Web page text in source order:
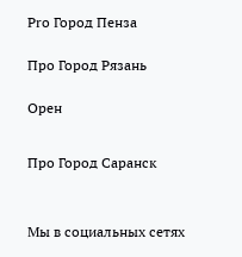
Pro Город Пенза
Про Город Рязань
Орен
Про Город Саранск
Мы в социальных сетях